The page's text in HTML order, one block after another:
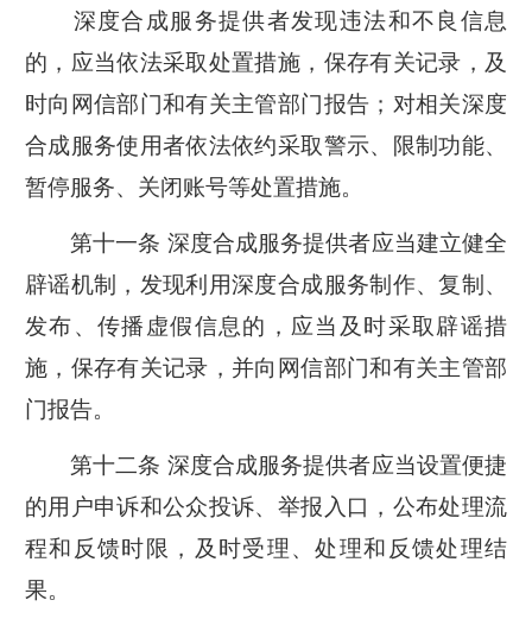
深度合成服务提供者发现违法和不良信息
的，应当依法采取处置措施，保存有关记录，及
时向网信部门和有关主管部门报告；对相关深度
合成服务使用者依法依约采取警示、限制功能、
暂停服务、关闭账号等处置措施。
第十一条 深度合成服务提供者应当建立健全
辟谣机制，发现利用深度合成服务制作、复制、
发布、传播虚假信息的，应当及时采取辟谣措
施，保存有关记录，并向网信部门和有关主管部
门报告。
第十二条 深度合成服务提供者应当设置便捷
的用户申诉和公众投诉、举报入口，公布处理流
程和反馈时限，及时受理、处理和反馈处理结
果。